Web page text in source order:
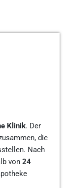
Klinik. Der
die
Nach
von 24